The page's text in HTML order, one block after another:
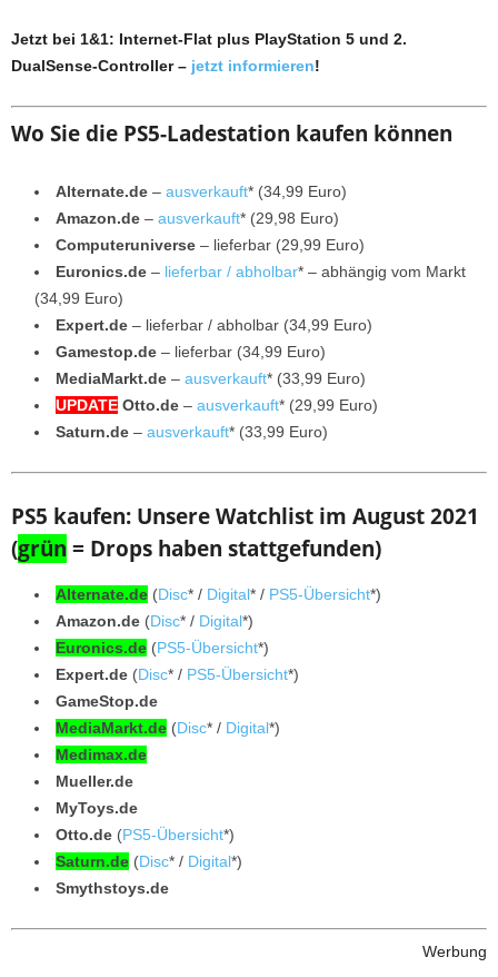
Jetzt bei 1&1: Internet-Flat plus PlayStation 5 und 2.
DualSense-Controller – jetzt informieren!
Wo Sie die PS5-Ladestation kaufen können
Alternate.de – ausverkauft* (34,99 Euro)
Amazon.de – ausverkauft* (29,98 Euro)
Computeruniverse – lieferbar (29,99 Euro)
Euronics.de – lieferbar / abholbar* – abhängig vom Markt
(34,99 Euro)
Expert.de – lieferbar / abholbar (34,99 Euro)
Gamestop.de – lieferbar (34,99 Euro)
MediaMarkt.de – ausverkauft* (33,99 Euro)
UPDATE Otto.de – ausverkauft* (29,99 Euro)
Saturn.de – ausverkauft* (33,99 Euro)
PS5 kaufen: Unsere Watchlist im August 2021
(grün = Drops haben stattgefunden)
Alternate.de (Disc* / Digital* / PS5-Übersicht*)
Amazon.de (Disc* / Digital*)
Euronics.de (PS5-Übersicht*)
Expert.de (Disc* / PS5-Übersicht*)
GameStop.de
MediaMarkt.de (Disc* / Digital*)
Medimax.de
Mueller.de
MyToys.de
Otto.de (PS5-Übersicht*)
Saturn.de (Disc* / Digital*)
Smythstoys.de
Werbung